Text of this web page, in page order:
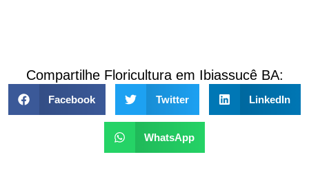
Compartilhe Floricultura em Ibiassucê BA:
Facebook Twitter LinkedIn
WhatsApp